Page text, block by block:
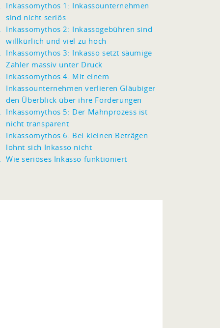
Inkassomythos 1: Inkassounternehmen
sind nicht seriös
Inkassomythos 2: Inkassogebühren sind
willkürlich und viel zu hoch
Inkassomythos 3: Inkasso setzt säumige
Zahler massiv unter Druck
Inkassomythos 4: Mit einem
Inkassounternehmen verlieren Gläubiger
den Überblick über ihre Forderungen
Inkassomythos 5: Der Mahnprozess ist
nicht transparent
Inkassomythos 6: Bei kleinen Beträgen
lohnt sich Inkasso nicht
Wie seriöses Inkasso funktioniert